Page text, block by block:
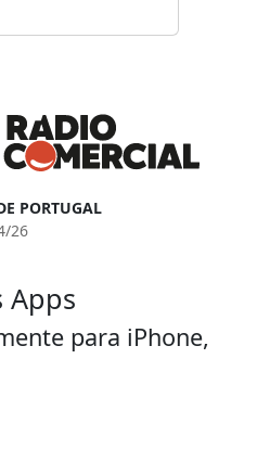
PORTUGAL
26
Apps
para iPhone,